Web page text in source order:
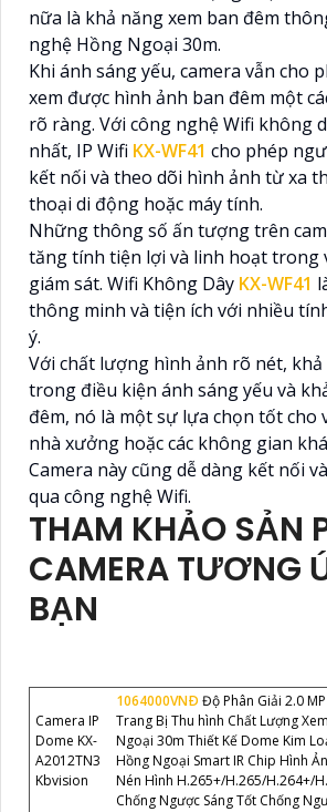
nữa là khả năng xem ban đêm
nghệ Hồng Ngoại 30m.
Khi ánh sáng yếu, camera vẫn cho
xem được hình ảnh ban đêm một
rõ ràng. Với công nghệ Wifi không
nhất, IP Wifi KX-WF41 cho phép
kết nối và theo dõi hình ảnh từ xa
thoại di động hoặc máy tính.
Những thông số ấn tượng trên
tăng tính tiện lợi và linh hoạt trong
giám sát. Wifi Không Dây KX-WF41
thông minh và tiện ích với nhiều
ý.
Với chất lượng hình ảnh rõ nét,
trong điều kiện ánh sáng yếu và
đêm, nó là một sự lựa chọn tốt cho
nhà xưởng hoặc các không gian
Camera này cũng dễ dàng kết nối
qua công nghệ Wifi.
THAM KHẢO SẢN
CAMERA TƯƠNG
BẠN
Camera IP
Dome KX-
A2012TN3
Kbvision
1064000VNÐ Độ Phân Giải 2.0
Trang Bị Thu hình Chất Lượng
Ngoại 30m Thiết Kế Dome Kim
Hồng Ngoại Smart IR Chip Hình
Nén Hình H.265+/H.265/H.264+/
Chống Ngược Sáng Tốt Chống